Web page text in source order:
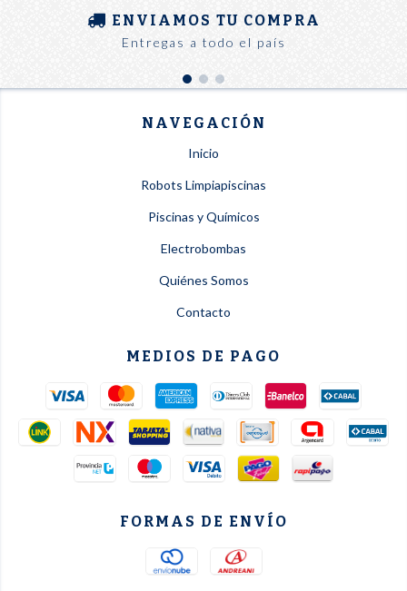
ENVIAMOS TU COMPRA
Entregas a todo el país
NAVEGACIÓN
Inicio
Robots Limpiapiscinas
Piscinas y Químicos
Electrobombas
Quiénes Somos
Contacto
MEDIOS DE PAGO
FORMAS DE ENVÍO